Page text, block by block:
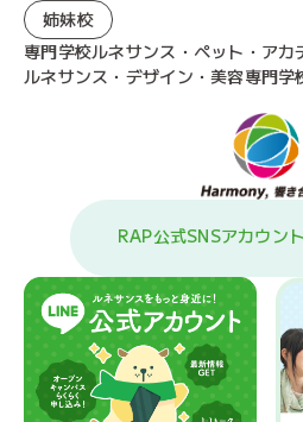
姉妹校
専門学校ルネサンス・ペット・アカ
ルネサンス・デザイン・美容専門学
RAP公式SNSアカウント